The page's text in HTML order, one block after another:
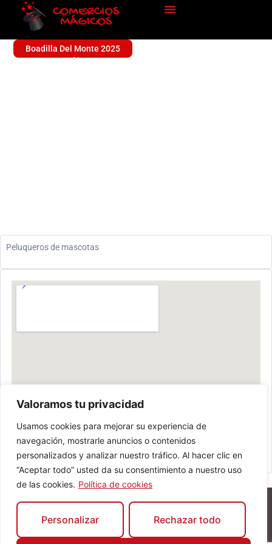
Valoramos tu privacidad
Usamos cookies para mejorar su experiencia de
navegación, mostrarle anuncios o contenidos
personalizados y analizar nuestro tráfico. Al hacer clic en
“Aceptar todo” usted da su consentimiento a nuestro uso
de las cookies. Política de cookies
Personalizar Rechazar todo
Boadilla Del Monte 2025
Peluqueros de mascotas